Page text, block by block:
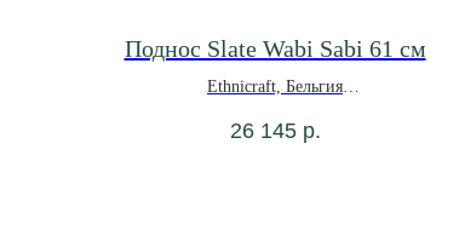
Поднос Slate Wabi Sabi 61 см
Ethnicraft, Бельгия
26 145 р.